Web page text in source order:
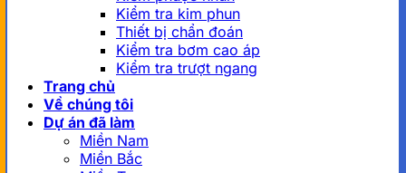
Kiểm tra kim phun
Thiết bị chẩn đoán
Kiểm tra bơm cao áp
Kiểm tra trượt ngang
Trang chủ
Về chúng tôi
Dự án đã làm
Miền Nam
Miền Bắc